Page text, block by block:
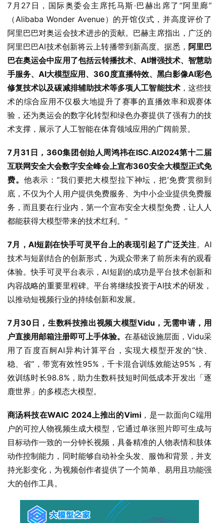
7月27日，国际奥委会主席托马斯·巴赫出席了“阿里廊”
（Alibaba Wonder Avenue）的开馆仪式，并高度评价了
阿里巴巴对奥运会技术进步的贡献。巴赫主席指出，广泛的
阿里巴巴AI技术创新将云上转播带到新高度。据悉， 阿里巴
巴在奥运会中应用了包括云转播技术、AI增强技术、智慧助
手服务、AI大模型应用、360度直播特效、黑白影像AI彩色
修复技术以及碳减排辅助技术等多项人工智能技术，这些技
术的综合应用不仅极大地提升了赛事的直播效率和观赛体
验，还为奥运会的数字化转型和绿色办赛提供了强有力的技
术支撑，展示了人工智能在体育领域应用的广阔前景。
7月31日，360集团创始人周鸿祎在ISC.AI2024第十二届
互联网安全大会数字安全峰会上宣布360安全大模型正式免
费。 他表示：“我们要把大模型拉下神坛，把‘免费’贯彻到
底，不仅为个人用户提供免费服务、为中小企业提供免费服
务，而且要在行业内，第一个宣布安全大模型免费，让人人
都能获得大模型带来的技术红利。”
7月，AI短剧在快手可灵平台上的表现引起了广泛关注。AI
技术与短剧结合的创新形式，为观众带来了前所未有的观看
体验。快手可灵平台表示，AI短剧的成功是平台技术创新和
内容战略的重要里程碑。平台将继续投资于AI技术的研发，
以推动短视频行业的持续创新和发展。
7月30日，生数科技推出视频大模型Vidu，无需申请，用
户直接用邮箱注册即可上手体验。 在基础设施层面，Vidu采
用了百度百舸AI异构计算平台，实现大模型开发的“快、
稳、省”，带宽有效性95%，千卡混合训练效能达95%，有
效训练时长98.8%，助力生数科技短时间低成本开发出「逐
鹿世界」的多模态大模型。
商汤科技在WAIC 2024上推出的Vimi，是一款面向C端用
户的可控人物视频生成大模型，它通过单张照片即可生成与
目标动作一致的一分钟长视频，具备精准的人物表情和肢体
动作控制能力，同时能够自动补全头发、服饰和背景，并支
持光影变化，为视频创作者提供了一个简单、易用且功能强
大的创作工具。